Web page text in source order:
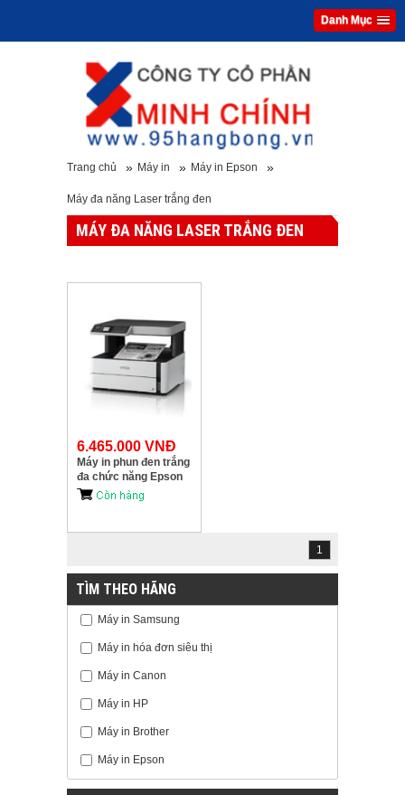
Danh Mục
Trang chủ » Máy in » Máy in Epson »
Máy đa năng Laser trắng đen
MÁY ĐA NĂNG LASER TRẮNG ĐEN
6.465.000 VNĐ
Máy in phun đen trắng
đa chức năng Epson
M2140
1
TÌM THEO HÃNG
Máy in Samsung
Máy in hóa đơn siêu thị
Máy in Canon
Máy in HP
Máy in Brother
Máy in Epson